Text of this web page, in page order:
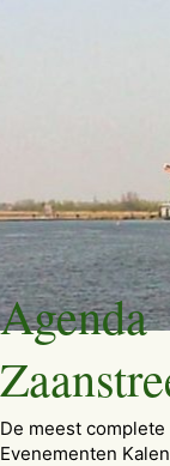
Ga
naar
de
inhoud
Agenda
De meest complete
Evenementen